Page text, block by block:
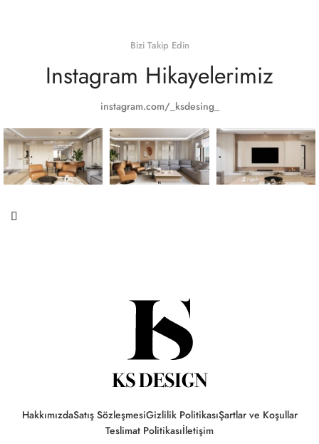
Bizi Takip Edin
Instagram Hikayelerimiz
instagram.com/_ksdesing_
HakkımızdaSatış SözleşmesiGizlilik PolitikasıŞartlar ve Koşullar
Teslimat Politikasıİletişim